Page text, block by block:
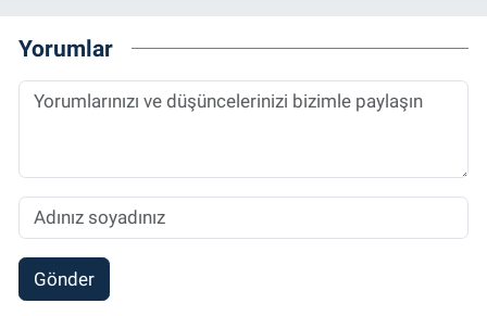
Spor, Sağlık ve Ekonomi Editörü olarak
sürdürmektedir.
Yorumlar
Gönder